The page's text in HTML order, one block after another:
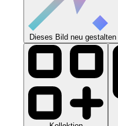
Dieses Bild neu gestalten